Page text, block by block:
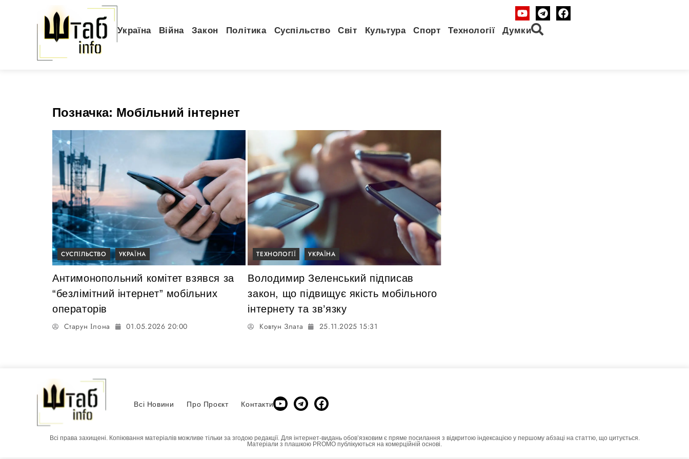
Україна Війна Закон Політика Суспільство Світ Культура Спорт Технології Думки
Позначка: Мобільний інтернет
СУСПІЛЬСТВО УКРАЇНА
Антимонопольний комітет взявся за
“безлімітний інтернет” мобільних
операторів
Старун Ілона 01.05.2026 20:00
ТЕХНОЛОГІЇ УКРАЇНА
Володимир Зеленський підписав
закон, що підвищує якість мобільного
інтернету та зв’язку
Ковтун Злата 25.11.2025 15:31
Всі Новини Про Проєкт Контакти
Всі права захищені. Копіювання матеріалів можливе тільки за згодою редакції. Для інтернет-видань обовʼязковим є пряме посилання з відкритою індексацією у першому абзаці на статтю, що цитується.
Матеріали з плашкою PROMO публікуються на комерційній основі.